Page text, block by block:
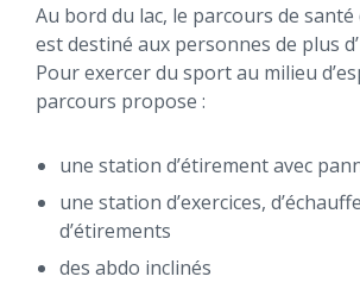
Au bord du lac, le parcours de santé
est destiné aux personnes de plus
Pour exercer du sport au milieu
parcours propose :
une station d’étirement avec
une station d’exercices,
d’étirements
des abdo inclinés